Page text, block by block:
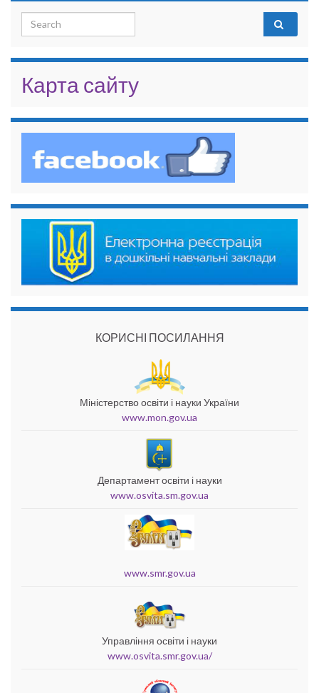
Search for:
Карта сайту
КОРИСНІ ПОСИЛАННЯ
Міністерство освіти і науки України
www.mon.gov.ua
Департамент освіти і науки
www.osvita.sm.gov.ua
www.smr.gov.ua
Управління освіти і науки
www.osvita.smr.gov.ua/